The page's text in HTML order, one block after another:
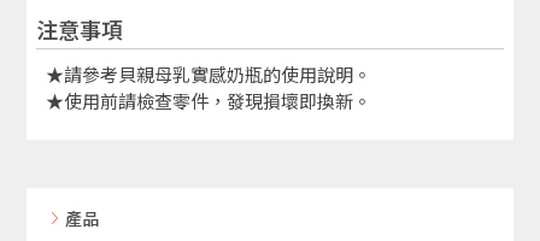
注意事項
​★請參考貝親母乳實感奶瓶的使用說明。
★使用前請檢查零件，發現損壞即換新。
產品